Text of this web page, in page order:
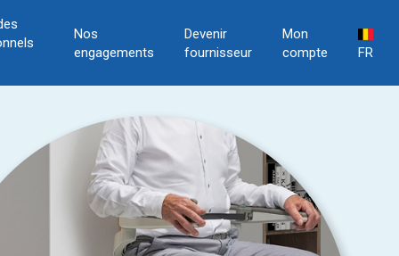
Nos
engagements
Devenir
fournisseur
Mon
compte
FR